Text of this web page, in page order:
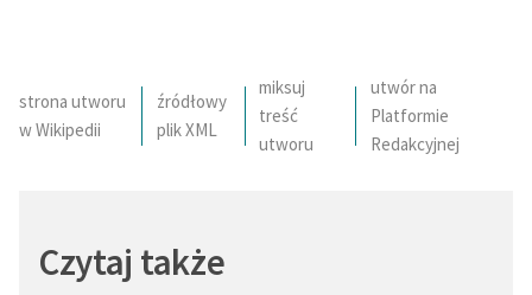
strona utworu
w Wikipedii
źródłowy
plik XML
miksuj
treść
utworu
utwór na
Platformie
Redakcyjnej
Czytaj także